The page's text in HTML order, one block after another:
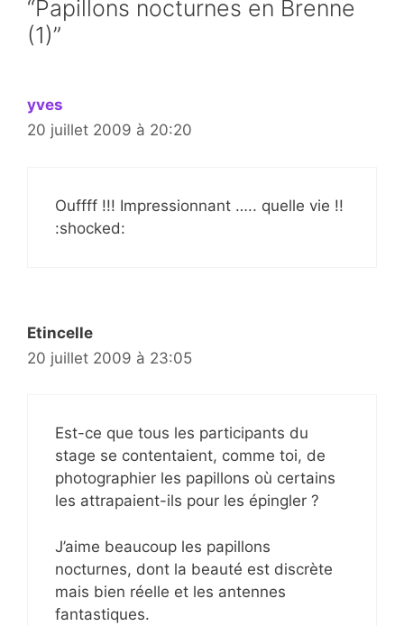
“Papillons nocturnes en Brenne
(1)”
yves
20 juillet 2009 à 20:20
Ouffff !!! Impressionnant ….. quelle vie !!
:shocked:
Etincelle
20 juillet 2009 à 23:05
Est-ce que tous les participants du
stage se contentaient, comme toi, de
photographier les papillons où certains
les attrapaient-ils pour les épingler ?
J’aime beaucoup les papillons
nocturnes, dont la beauté est discrète
mais bien réelle et les antennes
fantastiques.